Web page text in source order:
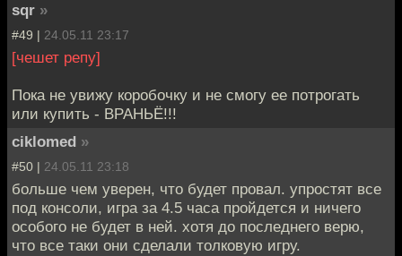
sqr »
#49 | 24.05.11 23:17
[чешет репу]
Пока не увижу коробочку и не смогу ее потрогать
или купить - ВРАНЬЁ!!!
ciklomed »
#50 | 24.05.11 23:18
больше чем уверен, что будет провал. упростят все
под консоли, игра за 4.5 часа пройдется и ничего
особого не будет в ней. хотя до последнего верю,
что все таки они сделали толковую игру.